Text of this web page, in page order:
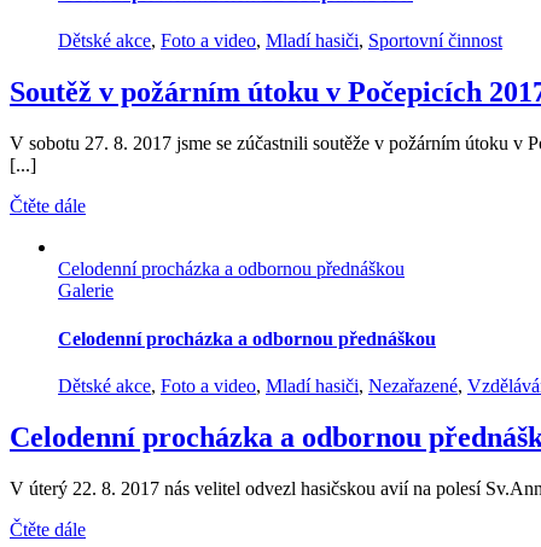
Dětské akce, Foto a video, Mladí hasiči, Sportovní činnost
Soutěž v požárním útoku v Počepicích
V sobotu 27. 8. 2017 jsme se zúčastnili soutěže v požárním útoku v
[...]
Čtěte dále
Celodenní procházka a odbornou přednáškou
Galerie
Celodenní procházka a odbornou přednáškou
Dětské akce, Foto a video, Mladí hasiči, Nezařazené,
Celodenní procházka a odbornou
V úterý 22. 8. 2017 nás velitel odvezl hasičskou avií na polesí
Čtěte dále